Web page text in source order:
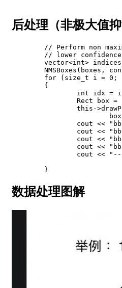
后处理（非极大值
// Perform non
// lower
	vector
<int> indices
NMSBoxes ( boxes ,
for
( size_t i = 0 ;
{
int idx =
		Rect box
=
this ->
			box
		cout
<<
		cout
<<
		cout
<<
		cout
<<
		cout
<<
}
数据处理图解